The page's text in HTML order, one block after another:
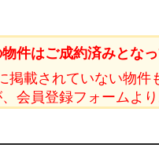
件はご成約済みとなっ
掲載されていない物件
会員登録フォームより